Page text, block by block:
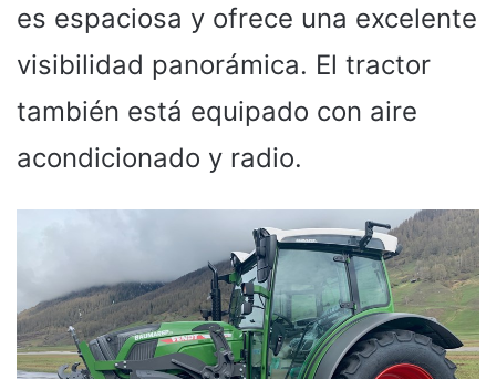
es espaciosa y ofrece una excelente
visibilidad panorámica. El tractor
también está equipado con aire
acondicionado y radio.